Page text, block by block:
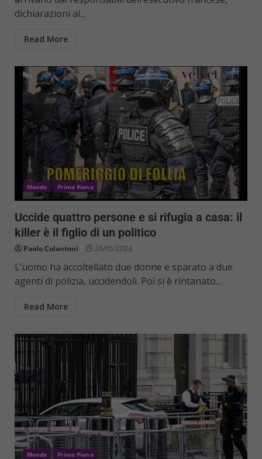
dichiarazioni al...
Read More
Mondo Primo Piano
Uccide quattro persone e si rifugia a casa: il
killer è il figlio di un politico
Paolo Colantoni 26/05/2023
L’uomo ha accoltellato due donne e sparato a due
agenti di polizia, uccidendoli. Poi si è rintanato...
Read More
Mondo Primo Piano